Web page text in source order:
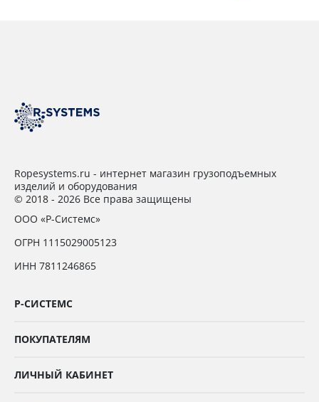
Ropesystems.ru - интернет магазин грузоподъемных
изделий и оборудования
© 2018 - 2026 Все права защищены
ООО «Р-Системс»
ОГРН 1115029005123
ИНН 7811246865
Р-СИСТЕМС
ПОКУПАТЕЛЯМ
ЛИЧНЫЙ КАБИНЕТ